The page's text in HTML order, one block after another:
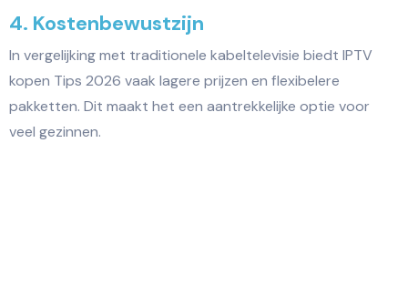
4. Kostenbewustzijn
In vergelijking met traditionele kabeltelevisie biedt IPTV
kopen Tips 2026 vaak lagere prijzen en flexibelere
pakketten. Dit maakt het een aantrekkelijke optie voor
veel gezinnen.